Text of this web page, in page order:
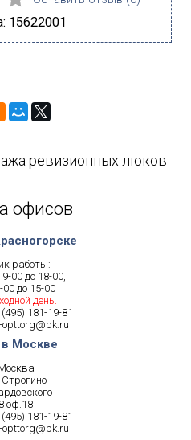
15622001
ревизионных люков
офисов
работы:
00 до 18-00,
00 до 15-00
день.
(495) 181-19-81
opttorg@bk.ru
Москве
оф.18
(495) 181-19-81
opttorg@bk.ru